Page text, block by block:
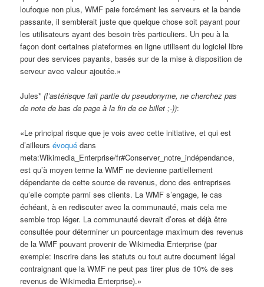
loufoque non plus, WMF paie forcément les serveurs et la bande
passante, il semblerait juste que quelque chose soit payant pour
les utilisateurs ayant des besoin très particuliers. Un peu à la
façon dont certaines plateformes en ligne utilisent du logiciel libre
pour des services payants, basés sur de la mise à disposition de
serveur avec valeur ajoutée.»
Jules*(l’astérisque fait partie du pseudonyme, ne cherchez pas
de note de bas de page à la fin de ce billet ;-)):
«Le principal risque que je vois avec cette initiative, et qui est
d’ailleursévoqué dans
meta:Wikimedia_Enterprise/fr#Conserver_notre_indépendance,
est qu’à moyen terme la WMF ne devienne partiellement
dépendante de cette source de revenus, donc des entreprises
qu’elle compte parmi ses clients. La WMF s’engage, le cas
échéant, à en rediscuter avec la communauté, mais cela me
semble trop léger. La communauté devrait d’ores et déjà être
consultée pour déterminer un pourcentage maximum des revenus
de la WMF pouvant provenir de Wikimedia Enterprise (par
exemple: inscrire dans les statuts ou tout autre document légal
contraignant que la WMF ne peut pas tirer plus de 10% de ses
revenus de Wikimedia Enterprise).»